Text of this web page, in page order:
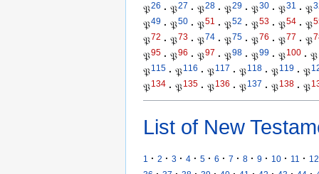
𝔓26 · 𝔓27 · 𝔓28 · 𝔓29 · 𝔓30 · 𝔓31 · 𝔓
𝔓49 · 𝔓50 · 𝔓51 · 𝔓52 · 𝔓53 · 𝔓54 · 𝔓
𝔓72 · 𝔓73 · 𝔓74 · 𝔓75 · 𝔓76 · 𝔓77 · 𝔓
𝔓95 · 𝔓96 · 𝔓97 · 𝔓98 · 𝔓99 · 𝔓100 · 𝔓
𝔓115 · 𝔓116 · 𝔓117 · 𝔓118 · 𝔓119 · 𝔓
𝔓134 · 𝔓135 · 𝔓136 · 𝔓137 · 𝔓138 · 𝔓
List of New
1 · 2 · 3 · 4 · 5 · 6 · 7 · 8 · 9 · 10 · 11 · 12